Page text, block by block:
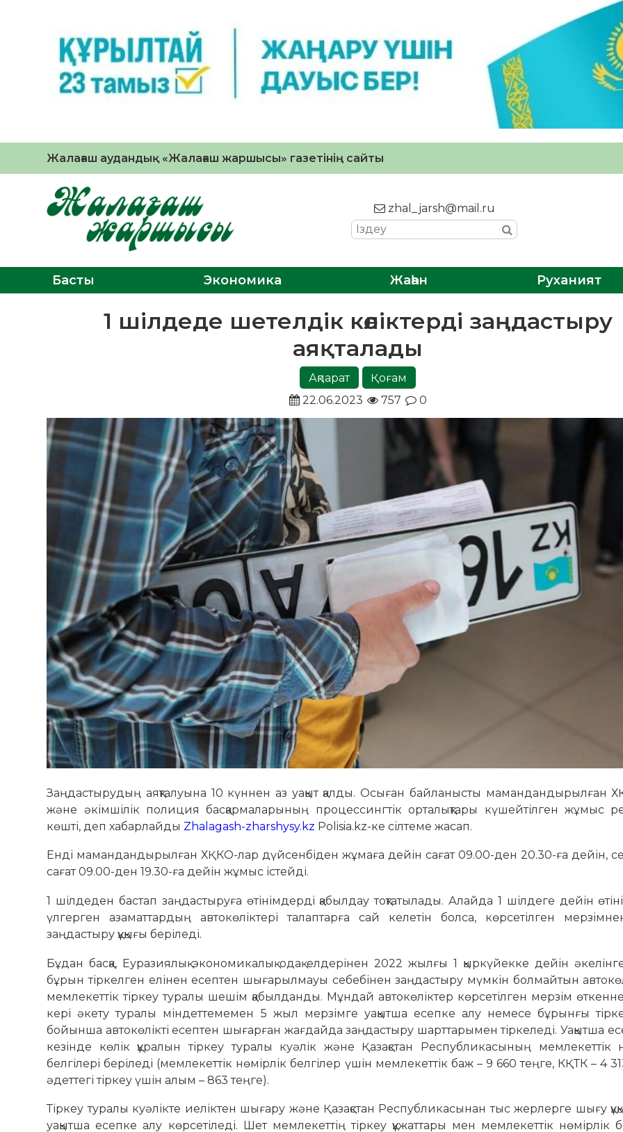
Жалағаш аудандық «Жалағаш жаршысы» газетінің сайты
zhal_jarsh@mail.ru
Басты Экономика Жаһан Руханият
1 шілдеде шетелдік көліктерді заңдастыру
аяқталады
Ақпарат
Қоғам
22.06.2023
757 0
Заңдастырудың аяқталуына 10 күннен аз уақыт қалды. Осыған байланысты мамандандырылған
және әкімшілік полиция басқармаларының процессингтік орталықтары күшейтілген жұмыс
көшті, деп хабарлайды Zhalagash-zharshysy.kz Polisia.kz-ке сілтеме жасап.
Енді мамандандырылған ХҚКО-лар дүйсенбіден жұмаға дейін сағат 09.00-ден 20.30-ға дейін,
сағат 09.00-ден 19.30-ға дейін жұмыс істейді.
1 шілдеден бастап заңдастыруға өтінімдерді қабылдау тоқтатылады. Алайда 1 шілдеге дейін
үлгерген азаматтардың автокөліктері талаптарға сай келетін болса, көрсетілген
заңдастыру құқығы беріледі.
Бұдан басқа, Еуразиялық экономикалық одақ елдерінен 2022 жылғы 1 қыркүйекке дейін
бұрын тіркелген елінен есептен шығарылмауы себебінен заңдастыру мүмкін болмайтын
мемлекеттік тіркеу туралы шешім қабылданды. Мұндай автокөліктер көрсетілген мерзім
кері әкету туралы міндеттемемен 5 жыл мерзімге уақытша есепке алу немесе бұрынғы
бойынша автокөлікті есептен шығарған жағдайда заңдастыру шарттарымен тіркеледі. Уақытша
кезінде көлік құралын тіркеу туралы куәлік және Қазақстан Республикасының мемлекеттік
белгілері беріледі (мемлекеттік нөмірлік белгілер үшін мемлекеттік баж – 9 660 теңге, КҚТК – 4
әдеттегі тіркеу үшін алым – 863 теңге).
Тіркеу туралы куәлікте иеліктен шығару және Қазақстан Республикасынан тыс жерлерге шығу
уақытша есепке алу көрсетіледі. Шет мемлекеттің тіркеу құжаттары мен мемлекеттік нөмірлік